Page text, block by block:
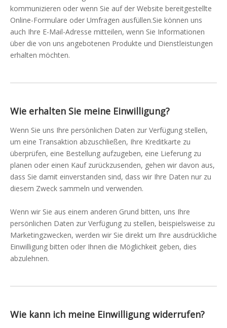
kommunizieren oder wenn Sie auf der Website bereitgestellte
Online-Formulare oder Umfragen ausfüllen.Sie können uns
auch Ihre E-Mail-Adresse mitteilen, wenn Sie Informationen
über die von uns angebotenen Produkte und Dienstleistungen
erhalten möchten.
Wie erhalten Sie meine Einwilligung?
Wenn Sie uns Ihre persönlichen Daten zur Verfügung stellen,
um eine Transaktion abzuschließen, Ihre Kreditkarte zu
überprüfen, eine Bestellung aufzugeben, eine Lieferung zu
planen oder einen Kauf zurückzusenden, gehen wir davon aus,
dass Sie damit einverstanden sind, dass wir Ihre Daten nur zu
diesem Zweck sammeln und verwenden.
Wenn wir Sie aus einem anderen Grund bitten, uns Ihre
persönlichen Daten zur Verfügung zu stellen, beispielsweise zu
Marketingzwecken, werden wir Sie direkt um Ihre ausdrückliche
Einwilligung bitten oder Ihnen die Möglichkeit geben, dies
abzulehnen.
Wie kann ich meine Einwilligung widerrufen?